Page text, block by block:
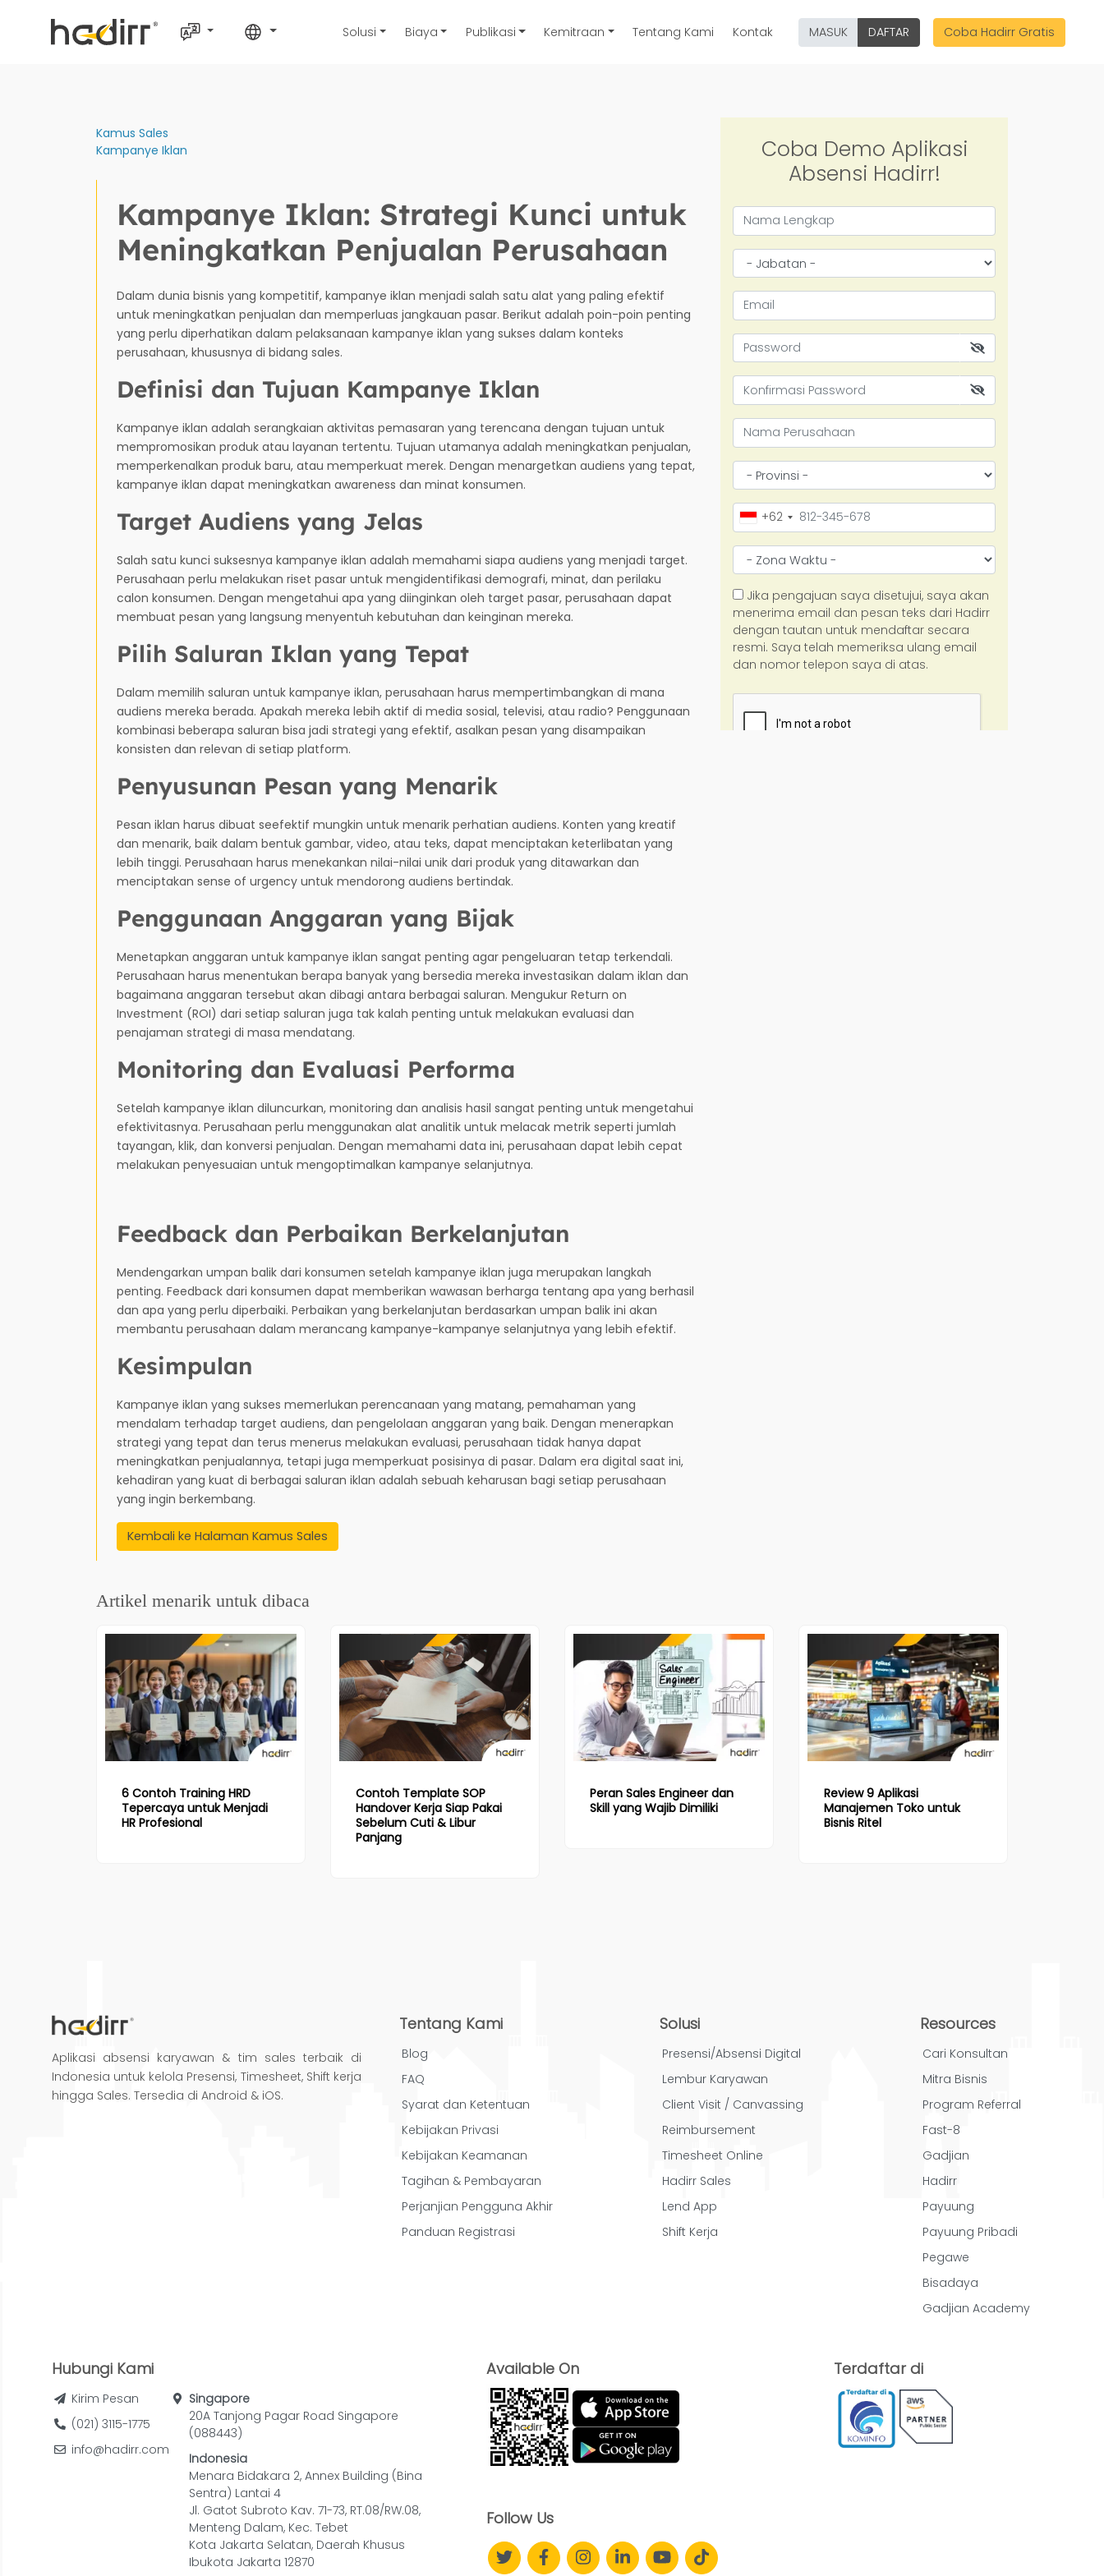
Solusi Biaya Publikasi Kemitraan Tentang Kami Kontak MASUK DAFTAR Coba Hadirr Gratis
Kamus Sales
Kampanye Iklan
Kampanye Iklan: Strategi Kunci untuk
Meningkatkan Penjualan Perusahaan
Dalam dunia bisnis yang kompetitif, kampanye iklan menjadi salah satu alat yang paling efektif
untuk meningkatkan penjualan dan memperluas jangkauan pasar. Berikut adalah poin-poin penting
yang perlu diperhatikan dalam pelaksanaan kampanye iklan yang sukses dalam konteks
perusahaan, khususnya di bidang sales.
Definisi dan Tujuan Kampanye Iklan
Kampanye iklan adalah serangkaian aktivitas pemasaran yang terencana dengan tujuan untuk
mempromosikan produk atau layanan tertentu. Tujuan utamanya adalah meningkatkan penjualan,
memperkenalkan produk baru, atau memperkuat merek. Dengan menargetkan audiens yang tepat,
kampanye iklan dapat meningkatkan awareness dan minat konsumen.
Target Audiens yang Jelas
Salah satu kunci suksesnya kampanye iklan adalah memahami siapa audiens yang menjadi target.
Perusahaan perlu melakukan riset pasar untuk mengidentifikasi demografi, minat, dan perilaku
calon konsumen. Dengan mengetahui apa yang diinginkan oleh target pasar, perusahaan dapat
membuat pesan yang langsung menyentuh kebutuhan dan keinginan mereka.
Pilih Saluran Iklan yang Tepat
Dalam memilih saluran untuk kampanye iklan, perusahaan harus mempertimbangkan di mana
audiens mereka berada. Apakah mereka lebih aktif di media sosial, televisi, atau radio? Penggunaan
kombinasi beberapa saluran bisa jadi strategi yang efektif, asalkan pesan yang disampaikan
konsisten dan relevan di setiap platform.
Penyusunan Pesan yang Menarik
Pesan iklan harus dibuat seefektif mungkin untuk menarik perhatian audiens. Konten yang kreatif
dan menarik, baik dalam bentuk gambar, video, atau teks, dapat menciptakan keterlibatan yang
lebih tinggi. Perusahaan harus menekankan nilai-nilai unik dari produk yang ditawarkan dan
menciptakan sense of urgency untuk mendorong audiens bertindak.
Penggunaan Anggaran yang Bijak
Menetapkan anggaran untuk kampanye iklan sangat penting agar pengeluaran tetap terkendali.
Perusahaan harus menentukan berapa banyak yang bersedia mereka investasikan dalam iklan dan
bagaimana anggaran tersebut akan dibagi antara berbagai saluran. Mengukur Return on
Investment (ROI) dari setiap saluran juga tak kalah penting untuk melakukan evaluasi dan
penajaman strategi di masa mendatang.
Monitoring dan Evaluasi Performa
Setelah kampanye iklan diluncurkan, monitoring dan analisis hasil sangat penting untuk mengetahui
efektivitasnya. Perusahaan perlu menggunakan alat analitik untuk melacak metrik seperti jumlah
tayangan, klik, dan konversi penjualan. Dengan memahami data ini, perusahaan dapat lebih cepat
melakukan penyesuaian untuk mengoptimalkan kampanye selanjutnya.
Feedback dan Perbaikan Berkelanjutan
Mendengarkan umpan balik dari konsumen setelah kampanye iklan juga merupakan langkah
penting. Feedback dari konsumen dapat memberikan wawasan berharga tentang apa yang berhasil
dan apa yang perlu diperbaiki. Perbaikan yang berkelanjutan berdasarkan umpan balik ini akan
membantu perusahaan dalam merancang kampanye-kampanye selanjutnya yang lebih efektif.
Kesimpulan
Kampanye iklan yang sukses memerlukan perencanaan yang matang, pemahaman yang
mendalam terhadap target audiens, dan pengelolaan anggaran yang baik. Dengan menerapkan
strategi yang tepat dan terus menerus melakukan evaluasi, perusahaan tidak hanya dapat
meningkatkan penjualannya, tetapi juga memperkuat posisinya di pasar. Dalam era digital saat ini,
kehadiran yang kuat di berbagai saluran iklan adalah sebuah keharusan bagi setiap perusahaan
yang ingin berkembang.
Kembali ke Halaman Kamus Sales
Artikel menarik untuk dibaca
6 Contoh Training HRD
Tepercaya untuk Menjadi
HR Profesional
Contoh Template SOP
Handover Kerja Siap Pakai
Sebelum Cuti & Libur
Panjang
Peran Sales Engineer dan
Skill yang Wajib Dimiliki
Review 9 Aplikasi
Manajemen Toko untuk
Bisnis Ritel
Aplikasi absensi karyawan & tim sales terbaik di
Indonesia untuk kelola Presensi, Timesheet, Shift kerja
hingga Sales. Tersedia di Android & iOS.
Tentang Kami
Blog
FAQ
Syarat dan Ketentuan
Kebijakan Privasi
Kebijakan Keamanan
Tagihan & Pembayaran
Perjanjian Pengguna Akhir
Panduan Registrasi
Solusi
Presensi/Absensi Digital
Lembur Karyawan
Client Visit / Canvassing
Reimbursement
Timesheet Online
Hadirr Sales
Lend App
Shift Kerja
Resources
Cari Konsultan
Mitra Bisnis
Program Referral
Fast-8
Gadjian
Hadirr
Payuung
Payuung Pribadi
Pegawe
Bisadaya
Gadjian Academy
Hubungi Kami
Kirim Pesan
(021) 3115-1775
info@hadirr.com
Singapore
20A Tanjong Pagar Road Singapore
(088443)
Indonesia
Menara Bidakara 2, Annex Building (Bina
Sentra) Lantai 4
Jl. Gatot Subroto Kav. 71-73, RT.08/RW.08,
Menteng Dalam, Kec. Tebet
Kota Jakarta Selatan, Daerah Khusus
Ibukota Jakarta 12870
Available On
Follow Us
Terdaftar di